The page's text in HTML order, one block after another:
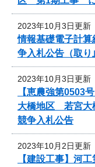
2023年10月3日更新
情報基礎電子計
争入札公告（取り
2023年10月3日更新
【恵農強第0503
大橋地区 若宮大
競争入札公告
2023年10月2日更新
【建設工事】河